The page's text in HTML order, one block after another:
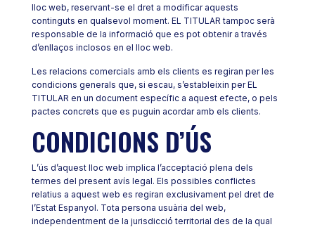
lloc web, reservant-se el dret a modificar aquests
continguts en qualsevol moment. EL TITULAR tampoc serà
responsable de la informació que es pot obtenir a través
d’enllaços inclosos en el lloc web.
Les relacions comercials amb els clients es regiran per les
condicions generals que, si escau, s’estableixin per EL
TITULAR en un document específic a aquest efecte, o pels
pactes concrets que es puguin acordar amb els clients.
CONDICIONS D’ÚS
L’ús d’aquest lloc web implica l’acceptació plena dels
termes del present avís legal. Els possibles conflictes
relatius a aquest web es regiran exclusivament pel dret de
l’Estat Espanyol. Tota persona usuària del web,
independentment de la jurisdicció territorial des de la qual